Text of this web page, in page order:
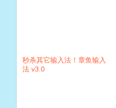
秒杀其它输入法！章鱼输入
法 v3.0